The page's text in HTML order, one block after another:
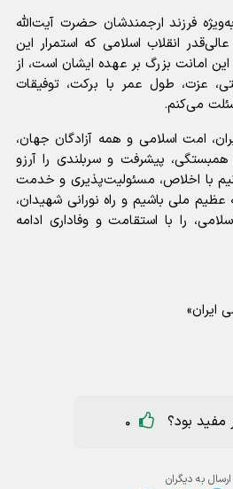
فرزند ارجمندشان حضرت آیت‌الله
انقلاب اسلامی که استمرار این
این امانت بزرگ بر عهده ایشان است، از
عزت، طول عمر با برکت، توفیقات
می‌کنم.
امت اسلامی و همه آزادگان جهان،
پیشرفت و سربلندی را آرزو
با اخلاص، مسئولیت‌پذیری و خدمت
عظیم ملی باشیم و راه نورانی شهیدان،
را با استقامت و وفاداری ادامه
ایران»
مفید بود؟ 0
ارسال به دیگران